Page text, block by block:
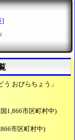
]
』
おびらちょう」
1,866市区町村中)
市区町村中)